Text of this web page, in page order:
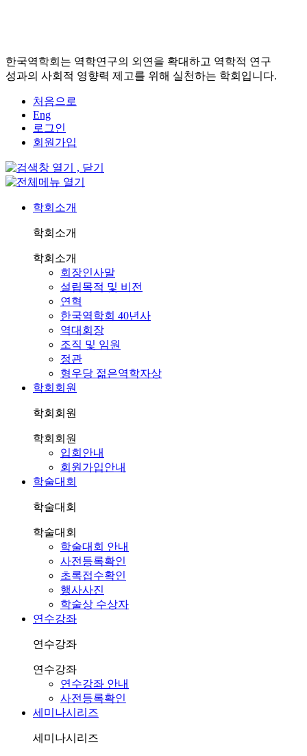
한국역학회는 역학연구의 외연을 확대하고 역학적 연구
성과의 사회적 영향력 제고를 위해 실천하는 학회입니다.
처음으로
Eng
로그인
회원가입
학회소개
학회소개
학회소개
회장인사말
설립목적 및 비전
연혁
한국역학회 40년사
역대회장
조직 및 임원
정관
형우당 젊은역학자상
학회회원
학회회원
학회회원
입회안내
회원가입안내
학술대회
학술대회
학술대회
학술대회 안내
사전등록확인
초록접수확인
행사사진
학술상 수상자
연수강좌
연수강좌
연수강좌
연수강좌 안내
사전등록확인
세미나시리즈
세미나시리즈